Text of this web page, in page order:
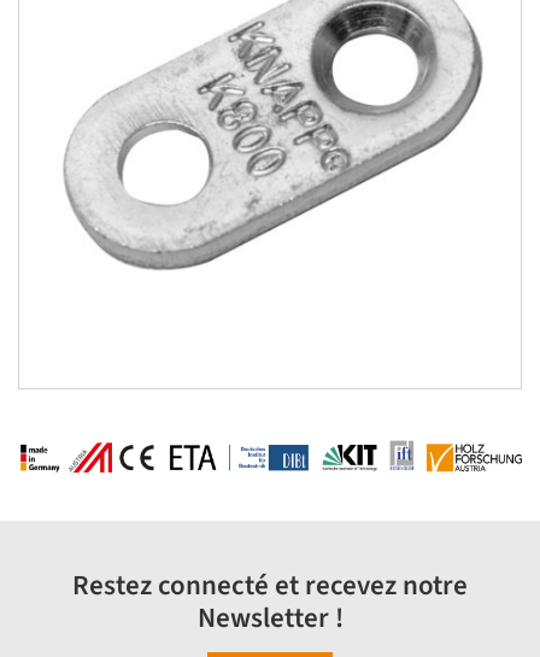
Restez connecté et recevez notre
Newsletter !